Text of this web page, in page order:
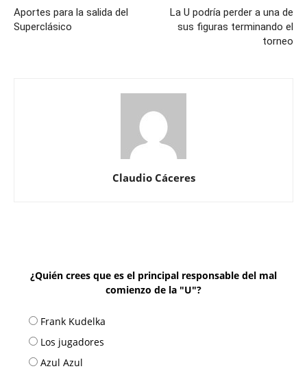
Aportes para la salida del
Superclásico
La U podría perder a una de
sus figuras terminando el
torneo
Claudio Cáceres
¿Quién crees que es el principal responsable del mal
comienzo de la "U"?
Frank Kudelka
Los jugadores
Azul Azul